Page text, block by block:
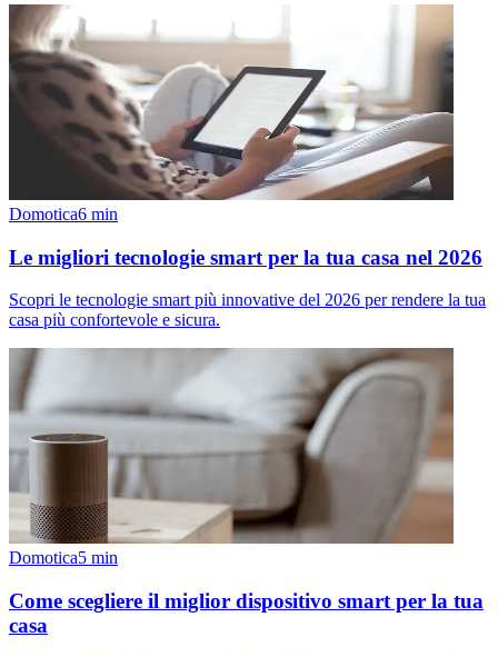
Domotica6 min
Le migliori tecnologie smart per la tua casa nel 2026
Scopri le tecnologie smart più innovative del 2026 per rendere la tua
casa più confortevole e sicura.
Domotica5 min
Come scegliere il miglior dispositivo smart per la tua
casa